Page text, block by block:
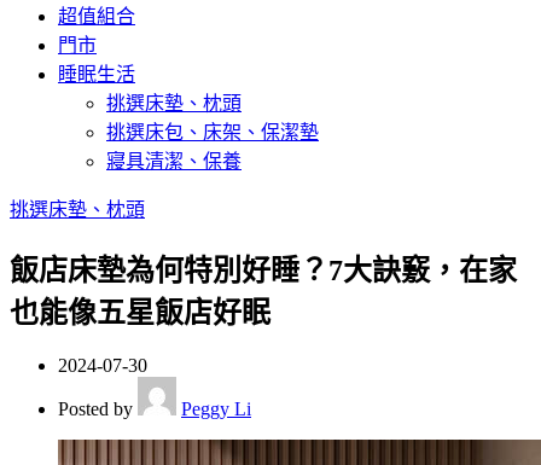
超值組合
門市
睡眠生活
挑選床墊、枕頭
挑選床包、床架、保潔墊
寢具清潔、保養
挑選床墊、枕頭
飯店床墊為何特別好睡？7大訣竅，在家
也能像五星飯店好眠
2024-07-30
Posted by Peggy Li